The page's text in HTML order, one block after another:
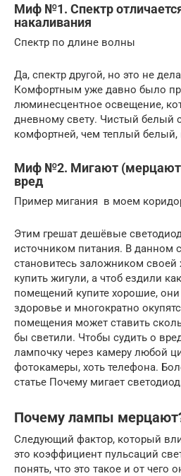
Миф №1. Спектр
накаливания
Спектр по длине волны
Да, спектр другой, но это не
Комфортным уже давно было
люминесцентное освещение,
дневному свету. Чистый белый
комфортней, чем теплый белый,
Миф №2. Мигают
вред
Пример мигания в моем
Этим грешат дешёвые
источником питания. В данном
становитесь заложником своей
купить жигули, а чтоб ездили
помещений купите хорошие, они
здоровье и многократно
помещения может ставить
бы светили. Чтобы судить о
лампочку через камеру любой
фотокамеры, хоть телефона.
статье Почему мигает
Почему лампы
Следующий фактор, который
это коэффициент пульсаций
понять, что это такое и от чего